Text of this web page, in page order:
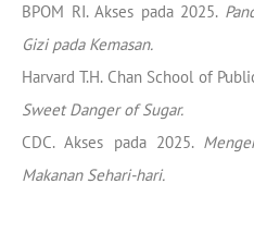
BPOM RI. Akses pada 2025.
Gizi pada Kemasan.
Harvard T.H. Chan School of
Sweet Danger of Sugar.
CDC. Akses pada 2025.
Makanan Sehari-hari.